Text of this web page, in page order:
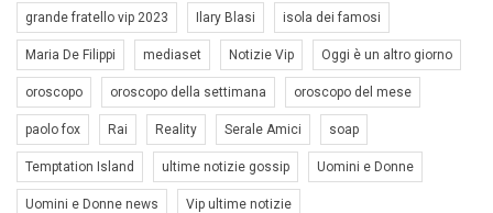
grande fratello vip 2023 Ilary Blasi isola dei famosi
Maria De Filippi mediaset Notizie Vip Oggi è un altro giorno
oroscopo oroscopo della settimana oroscopo del mese
paolo fox Rai Reality Serale Amici soap
Temptation Island ultime notizie gossip Uomini e Donne
Uomini e Donne news Vip ultime notizie